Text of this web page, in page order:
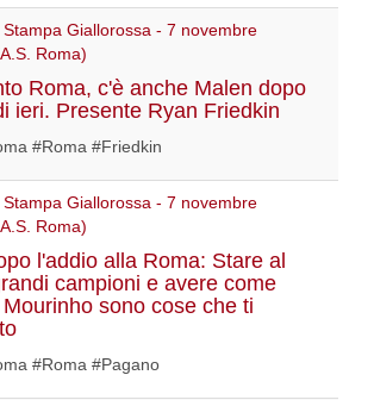
Roma)
Roma, c'è anche Malen dopo
ieri. Presente Ryan Friedkin
#Roma #Friedkin
Roma)
l'addio alla Roma: Stare al
campioni e avere come
sono cose che ti
#Roma #Pagano